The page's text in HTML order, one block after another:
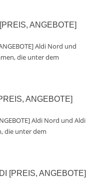
ANGEBOTE]
Aldi Nord und
die unter dem
ANGEBOTE]
Aldi Nord und Aldi
die unter dem
[PREIS, ANGEBOTE]